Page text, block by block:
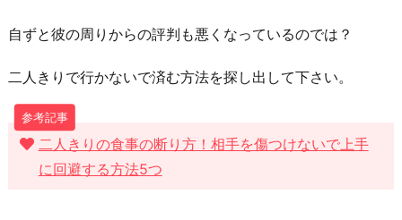
ト
わ
り
に
自ずと彼の周りからの評判も悪くなっているのでは？
二人きりで行かないで済む方法を探し出して下さい。
二人きりの食事の断り方！相手を傷つけないで上手
に回避する方法5つ